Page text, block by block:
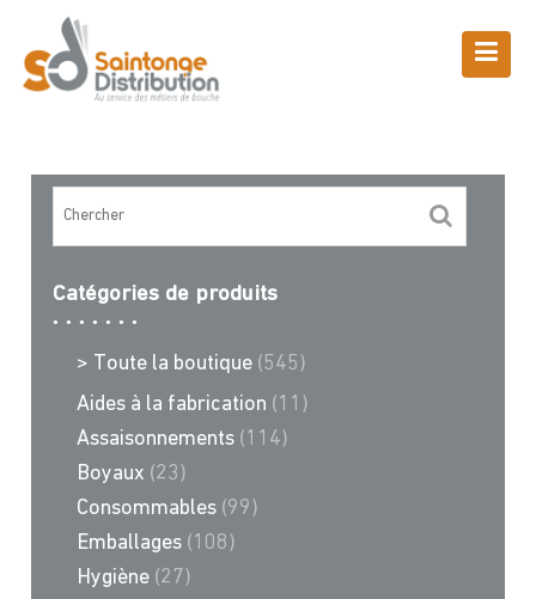
content
Boutique
Catégories de produits
> Toute la boutique (545)
Aides à la fabrication (11)
Assaisonnements (114)
Boyaux (23)
Consommables (99)
Emballages (108)
Hygiène (27)